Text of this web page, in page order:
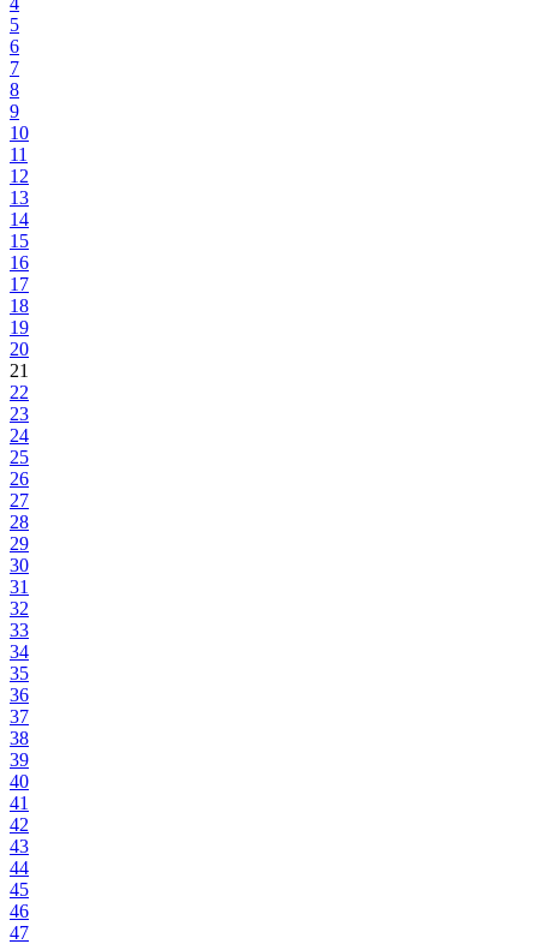
5
6
7
8
9
10
11
12
13
14
15
16
17
18
19
20
21
22
23
24
25
26
27
28
29
30
31
32
33
34
35
36
37
38
39
40
41
42
43
44
45
46
47